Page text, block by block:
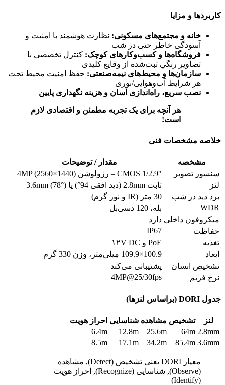
کاربردها و مزایا
خانه و مجتمع‌های مسکونی: نظارت هوشمند با امنیت و
آسودگی خاطر حتی در شب
فروشگاه‌ها و کسب‌وکارهای کوچک: کنترل تخصصی با
تصاویر رنگیِ ثبت‌شده از وقایع کلیدی
سازمان‌ها و محیط‌های نیمه‌صنعتی: حفظ امنیت محیط تحت
هر شرایط آب‌وهوایی/نوری
نصب سریع، راه‌اندازی آسان و هزینه نگهداری پایین
هر آنچه برای یک تجربه مطمئن و اقتصادی لازم
است!
خلاصه مشخصات فنی
مشخصه
مقدار / توضیحات
سنسور تصویر
1/2.9″ CMOS – رزولوشن 4MP (2560×1440)
لنز
ثابت 2.8mm (دید افقی 94°) یا 3.6mm (78°)
برد دید در شب
30 متر (IR و نور گرم)
WDR
بله، 120 دسی‌بل
میکروفون داخلی دارد
حفاظت
IP67
تغذیه
PoE و ۱۲V DC
ابعاد
100.9×109.9 میلی‌متر، وزن 330 گرم
تشخیص انسان
پشتیبانی می‌کند
نرخ فریم
4MP@25/30fps
جدول DORI (براساس لنزها)
لنز تشخیص مشاهده شناسایی احراز هویت
2.8mm
64m
25.6m
12.8m
6.4m
3.6mm
85.4m
34.2m
17.1m
8.5m
معیار DORI یعنی تشخیص (Detect), مشاهده
(Observe), شناسایی (Recognize), احراز هویت
(Identify)